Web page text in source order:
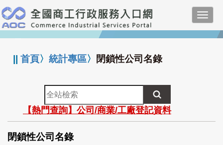
跳
到
主
要
:::
||首頁〉統計專區〉 閉鎖性公司名錄
全
站
檢
索
【熱門查詢】公司/商業/工廠登記資料
閉鎖性公司名錄